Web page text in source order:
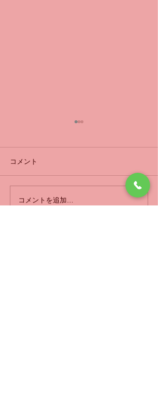
1ヶ月ほど前に低音型の突発
性難聴と診断され1週間ステ
薬を服用中ですが、まだ完治
しておらず症状に波があって
とてもつらいと言われて来院
コメント
コメントを追加…